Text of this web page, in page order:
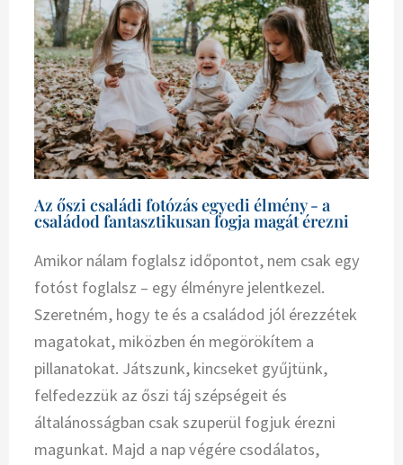
Az őszi családi fotózás egyedi élmény - a
családod fantasztikusan fogja magát érezni
Amikor nálam foglalsz időpontot, nem csak egy
fotóst foglalsz – egy élményre jelentkezel.
Szeretném, hogy te és a családod jól érezzétek
magatokat, miközben én megörökítem a
pillanatokat. Játszunk, kincseket gyűjtünk,
felfedezzük az őszi táj szépségeit és
általánosságban csak szuperül fogjuk érezni
magunkat. Majd a nap végére csodálatos,